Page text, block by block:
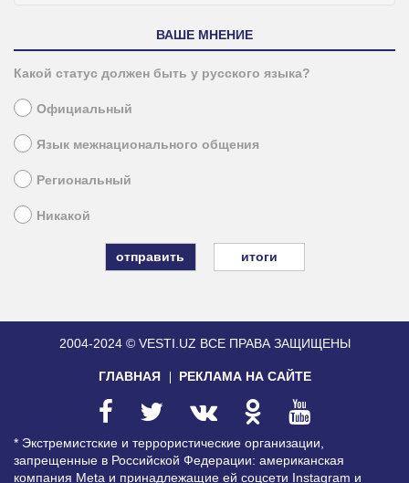
ВАШЕ МНЕНИЕ
Какой статус должен быть у русского языка?
Официальный
Язык межнационального общения
Региональный
Никакой
итоги
2004-2024 © VESTI.UZ ВСЕ ПРАВА ЗАЩИЩЕНЫ
ГЛАВНАЯ РЕКЛАМА НА САЙТЕ
* Экстремистские и террористические организации,
запрещенные в Российской Федерации: американская
компания Meta и принадлежащие ей соцсети Instagram и